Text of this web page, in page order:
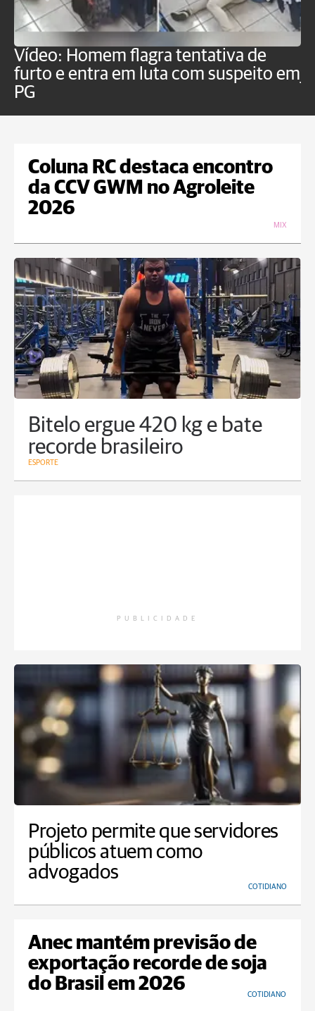
Vídeo: Homem flagra tentativa de
furto e entra em luta com suspeito em
PG
Coluna RC destaca encontro
da CCV GWM no Agroleite
2026
MIX
Bitelo ergue 420 kg e bate
recorde brasileiro
ESPORTE
PUBLICIDADE
Projeto permite que servidores
públicos atuem como
advogados
COTIDIANO
Anec mantém previsão de
exportação recorde de soja
do Brasil em 2026
COTIDIANO